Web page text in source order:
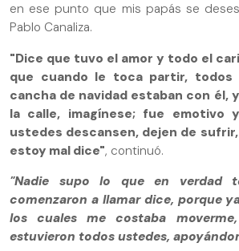
en ese punto que mis papás se
Pablo Canaliza.
"Dice que tuvo el amor y todo el
que cuando le toca partir, todos
cancha de navidad estaban con él,
la calle, imagínese; fue emotivo
ustedes descansen, dejen de
estoy mal dice", continuó.
"Nadie supo lo que en verdad
comenzaron a llamar dice, porque
los cuales me costaba
estuvieron todos ustedes,